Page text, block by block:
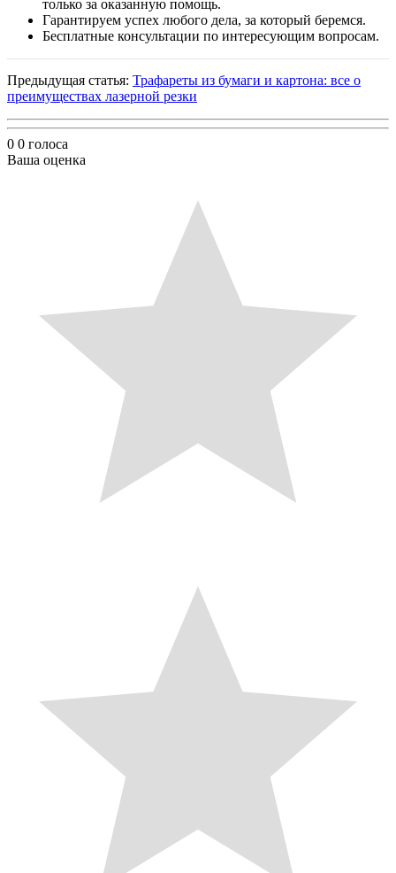
только за оказанную помощь.
Гарантируем успех любого дела, за который беремся.
Бесплатные консультации по интересующим вопросам.
Предыдущая статья: Трафареты из бумаги и картона: все о
преимуществах лазерной резки
0 0 голоса
Ваша оценка